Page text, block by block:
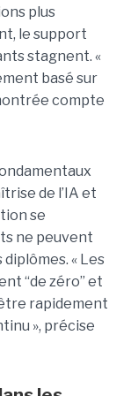
plus
le support
stagnent. «
basé sur
compte
de l’IA et
se
ne peuvent
« Les
“de zéro” et
rapidement
», précise